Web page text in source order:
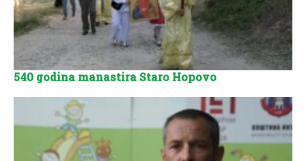
540 godina manastira Staro Hopovo